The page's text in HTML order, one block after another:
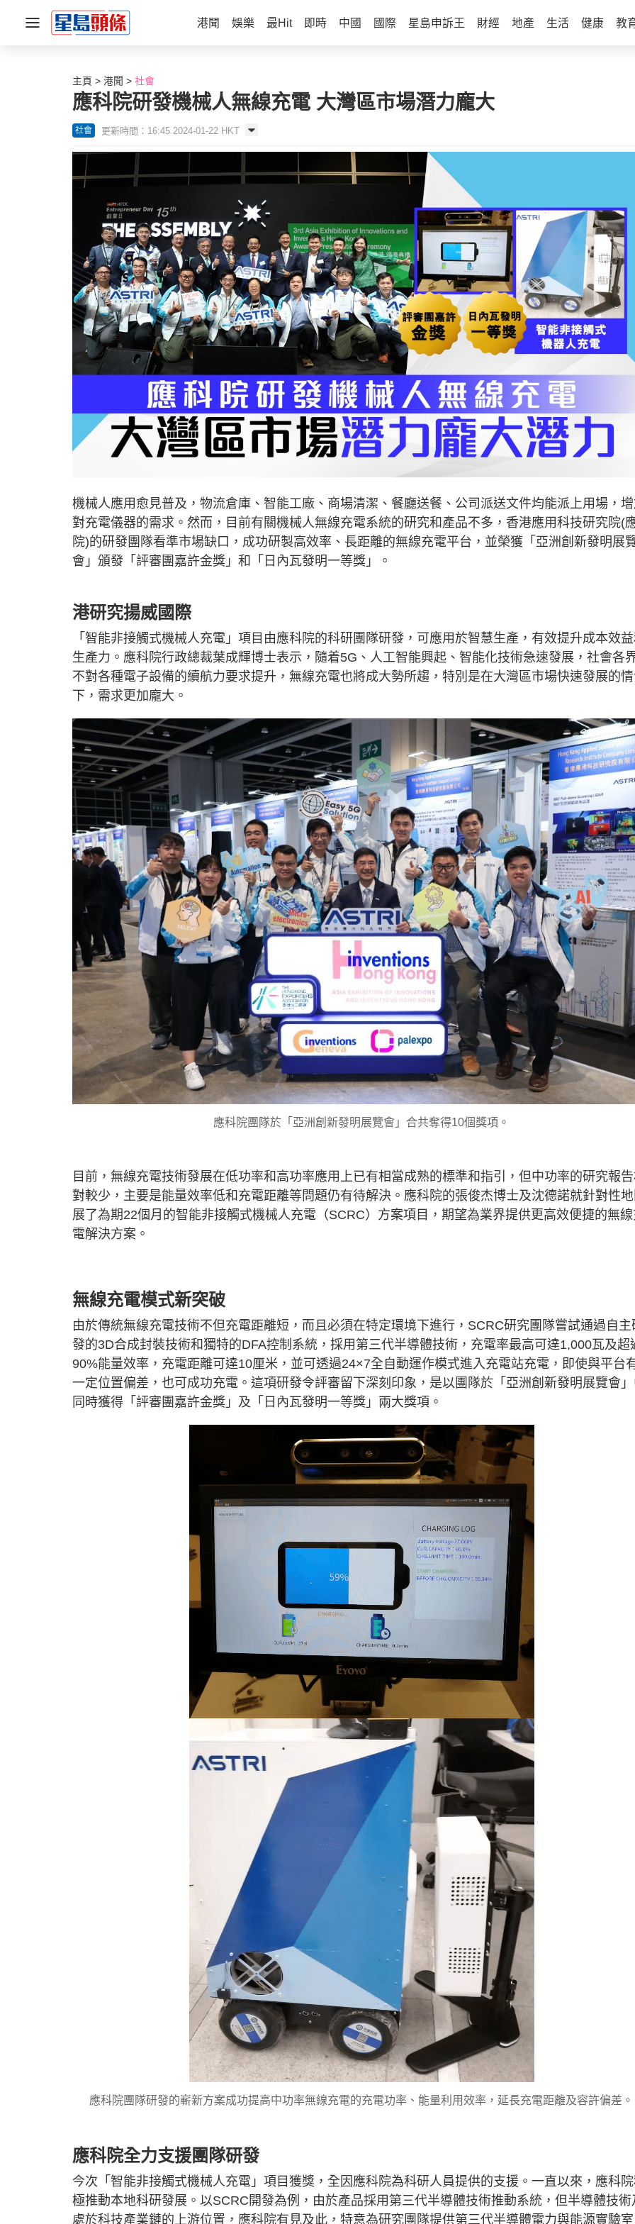
港聞 娛樂 最Hit 即時 中國 國際 星島申訴王 財經 地產 生活 健康 教
主頁 港聞 社會
應科院研發機械人無線充電 大灣區市場潛力龐大
社會 更新時間：16:45 2024-01-22 HKT
機械人應用愈見普及，物流倉庫、智能工廠、商場清潔、餐廳送餐、公司派送文件均能派上用場，增
對充電儀器的需求。然而，目前有關機械人無線充電系統的研究和產品不多，香港應用科技研究院(
院)的研發團隊看準市場缺口，成功研製高效率、長距離的無線充電平台，並榮獲「亞洲創新發明展
會」頒發「評審團嘉許金獎」和「日內瓦發明一等獎」。
港研究揚威國際
「智能非接觸式機械人充電」項目由應科院的科研團隊研發，可應用於智慧生產，有效提升成本效益
生產力。應科院行政總裁葉成輝博士表示，隨着5G、人工智能興起、智能化技術急速發展，社會各
不對各種電子設備的續航力要求提升，無線充電也將成大勢所趨，特別是在大灣區市場快速發展的
下，需求更加龐大。
應科院團隊於「亞洲創新發明展覽會」合共奪得10個獎項。
目前，無線充電技術發展在低功率和高功率應用上已有相當成熟的標準和指引，但中功率的研究報告
對較少，主要是能量效率低和充電距離等問題仍有待解決。應科院的張俊杰博士及沈德諾就針對性地
展了為期22個月的智能非接觸式機械人充電（SCRC）方案項目，期望為業界提供更高效便捷的無
電解決方案。
無線充電模式新突破
由於傳統無線充電技術不但充電距離短，而且必須在特定環境下進行，SCRC研究團隊嘗試通過自主
發的3D合成封裝技術和獨特的DFA控制系統，採用第三代半導體技術，充電率最高可達1,000瓦及超
90%能量效率，充電距離可達10厘米，並可透過24×7全自動運作模式進入充電站充電，即使與平台
一定位置偏差，也可成功充電。這項研發令評審留下深刻印象，是以團隊於「亞洲創新發明展覽會
同時獲得「評審團嘉許金獎」及「日內瓦發明一等獎」兩大獎項。
應科院團隊研發的嶄新方案成功提高中功率無線充電的充電功率、能量利用效率，延長充電距離及容許偏差。
應科院全力支援團隊研發
今次「智能非接觸式機械人充電」項目獲獎，全因應科院為科研人員提供的支援。一直以來，應科
極推動本地科研發展。以SCRC開發為例，由於產品採用第三代半導體技術推動系統，但半導體技術
處於科技產業鏈的上游位置，應科院有見及此，特意為研究團隊提供第三代半導體電力與能源實驗室